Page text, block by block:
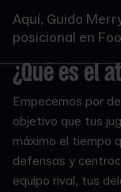
Aquí, Guido
posicional en
¿Qué es el
Empecemos por
objetivo que tus
máximo el tiempo
defensas y
equipo rival, tus